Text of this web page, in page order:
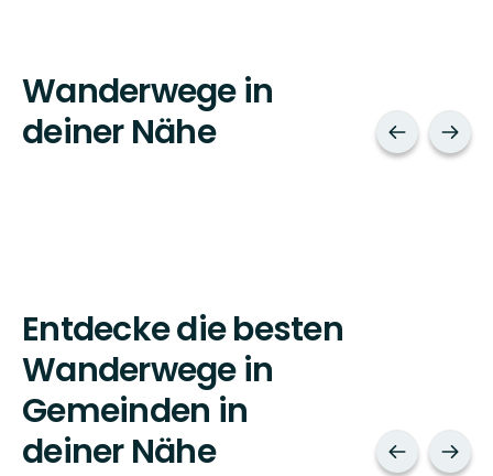
Wanderwege in
deiner Nähe
Entdecke die besten
Wanderwege in
Gemeinden in
deiner Nähe